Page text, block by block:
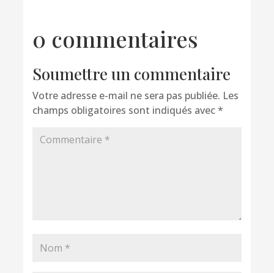
0 commentaires
Soumettre un commentaire
Votre adresse e-mail ne sera pas publiée. Les
champs obligatoires sont indiqués avec*